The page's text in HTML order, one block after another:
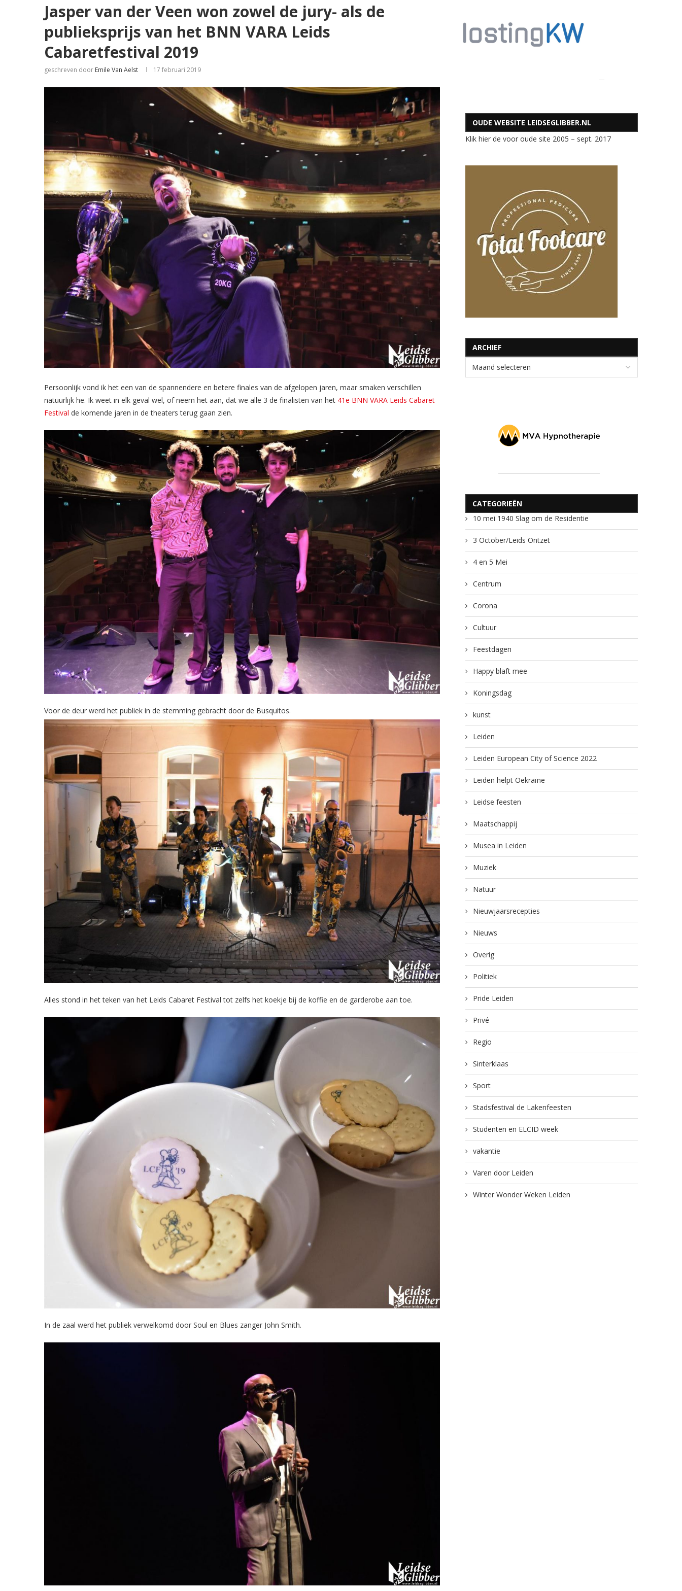
Jasper van der Veen won zowel de jury- als de
publieksprijs van het BNN VARA Leids
Cabaretfestival 2019
geschreven door Emile Van Aelst 17 februari 2019
Persoonlijk vond ik het een van de spannendere en betere finales van de afgelopen jaren, maar smaken verschillen
natuurlijk he. Ik weet in elk geval wel, of neem het aan, dat we alle 3 de finalisten van het 41e BNN VARA Leids Cabaret
Festival de komende jaren in de theaters terug gaan zien.
Voor de deur werd het publiek in de stemming gebracht door de Busquitos.
Alles stond in het teken van het Leids Cabaret Festival tot zelfs het koekje bij de koffie en de garderobe aan toe.
In de zaal werd het publiek verwelkomd door Soul en Blues zanger John Smith.
OUDE WEBSITE LEIDSEGLIBBER.NL
Klik hier de voor oude site 2005 – sept. 2017
ARCHIEF
CATEGORIEËN
10 mei 1940 Slag om de Residentie
3 October/Leids Ontzet
4 en 5 Mei
Centrum
Corona
Cultuur
Feestdagen
Happy blaft mee
Koningsdag
kunst
Leiden
Leiden European City of Science 2022
Leiden helpt Oekraïne
Leidse feesten
Maatschappij
Musea in Leiden
Muziek
Natuur
Nieuwjaarsrecepties
Nieuws
Overig
Politiek
Pride Leiden
Privé
Regio
Sinterklaas
Sport
Stadsfestival de Lakenfeesten
Studenten en ELCID week
vakantie
Varen door Leiden
Winter Wonder Weken Leiden